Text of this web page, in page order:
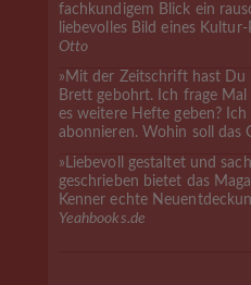
fachkundigem Blick ein
liebevolles Bild eines Kultur-
Otto
»Mit der Zeitschrift hast Du
Brett gebohrt. Ich frage Mal
es weitere Hefte geben? Ich
abonnieren. Wohin soll das
»Liebevoll gestaltet und
geschrieben bietet das
Kenner echte
Yeahbooks.de